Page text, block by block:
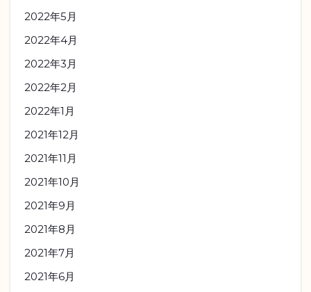
2022年5月
2022年4月
2022年3月
2022年2月
2022年1月
2021年12月
2021年11月
2021年10月
2021年9月
2021年8月
2021年7月
2021年6月